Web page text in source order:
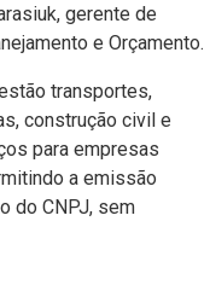
gerente de
e Orçamento.
transportes,
construção civil e
para empresas
a emissão
do CNPJ, sem